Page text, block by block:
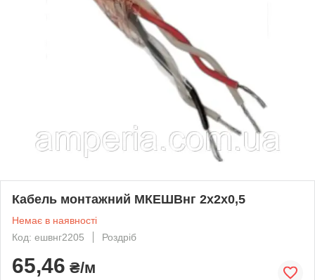
Кабель монтажний МКЕШВнг 2х2х0,5
Немає в наявності
Код: ешвнг2205
Роздріб
65,46 ₴/м